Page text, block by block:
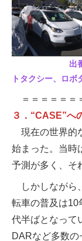
出
トタクシー、ロボ
＝＝＝＝＝＝
３．“CASE”へ
現在の世界的
始まった。当時
予測が多く、そ
しかしながら
転車の普及は10
代半ばとなって
DARなど多数